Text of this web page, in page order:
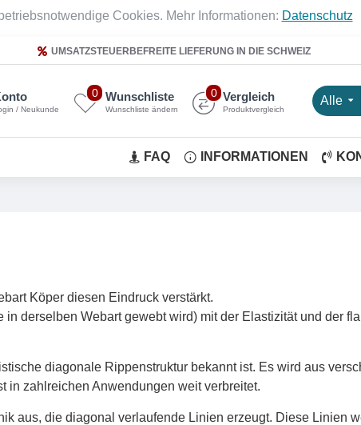
Cookies. Mehr Informationen: Datenschutz
UMSATZSTEUERBEFREITE LIEFERUNG IN DIE SCHWEIZ
Alle
/ Neukunde
Wunschliste
Wunschliste ändern
0 Vergleich
Produktvergleich
0
FAQ INFORMATIONEN
Köper diesen Eindruck verstärkt.
derselben Webart gewebt wird) mit der Elastizität und der
diagonale Rippenstruktur bekannt ist. Es wird aus
in zahlreichen Anwendungen weit verbreitet.
aus, die diagonal verlaufende Linien erzeugt. Diese Linien